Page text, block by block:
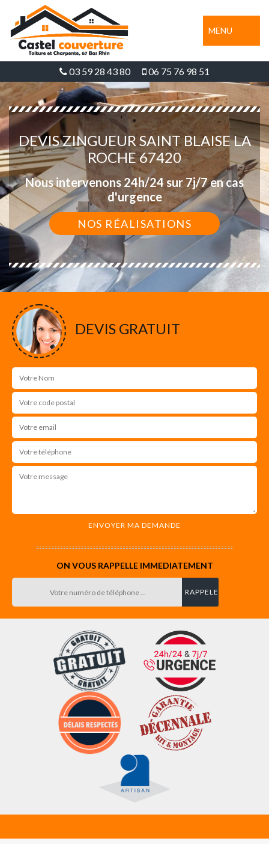
MENU
03 59 28 43 80 06 75 76 98 51
DEVIS ZINGUEUR SAINT BLAISE LA
ROCHE 67420
Nous intervenons 24h/24 sur 7j/7 en cas
d'urgence
NOS RÉALISATIONS
DEVIS GRATUIT
ON VOUS RAPPELLE IMMEDIATEMENT